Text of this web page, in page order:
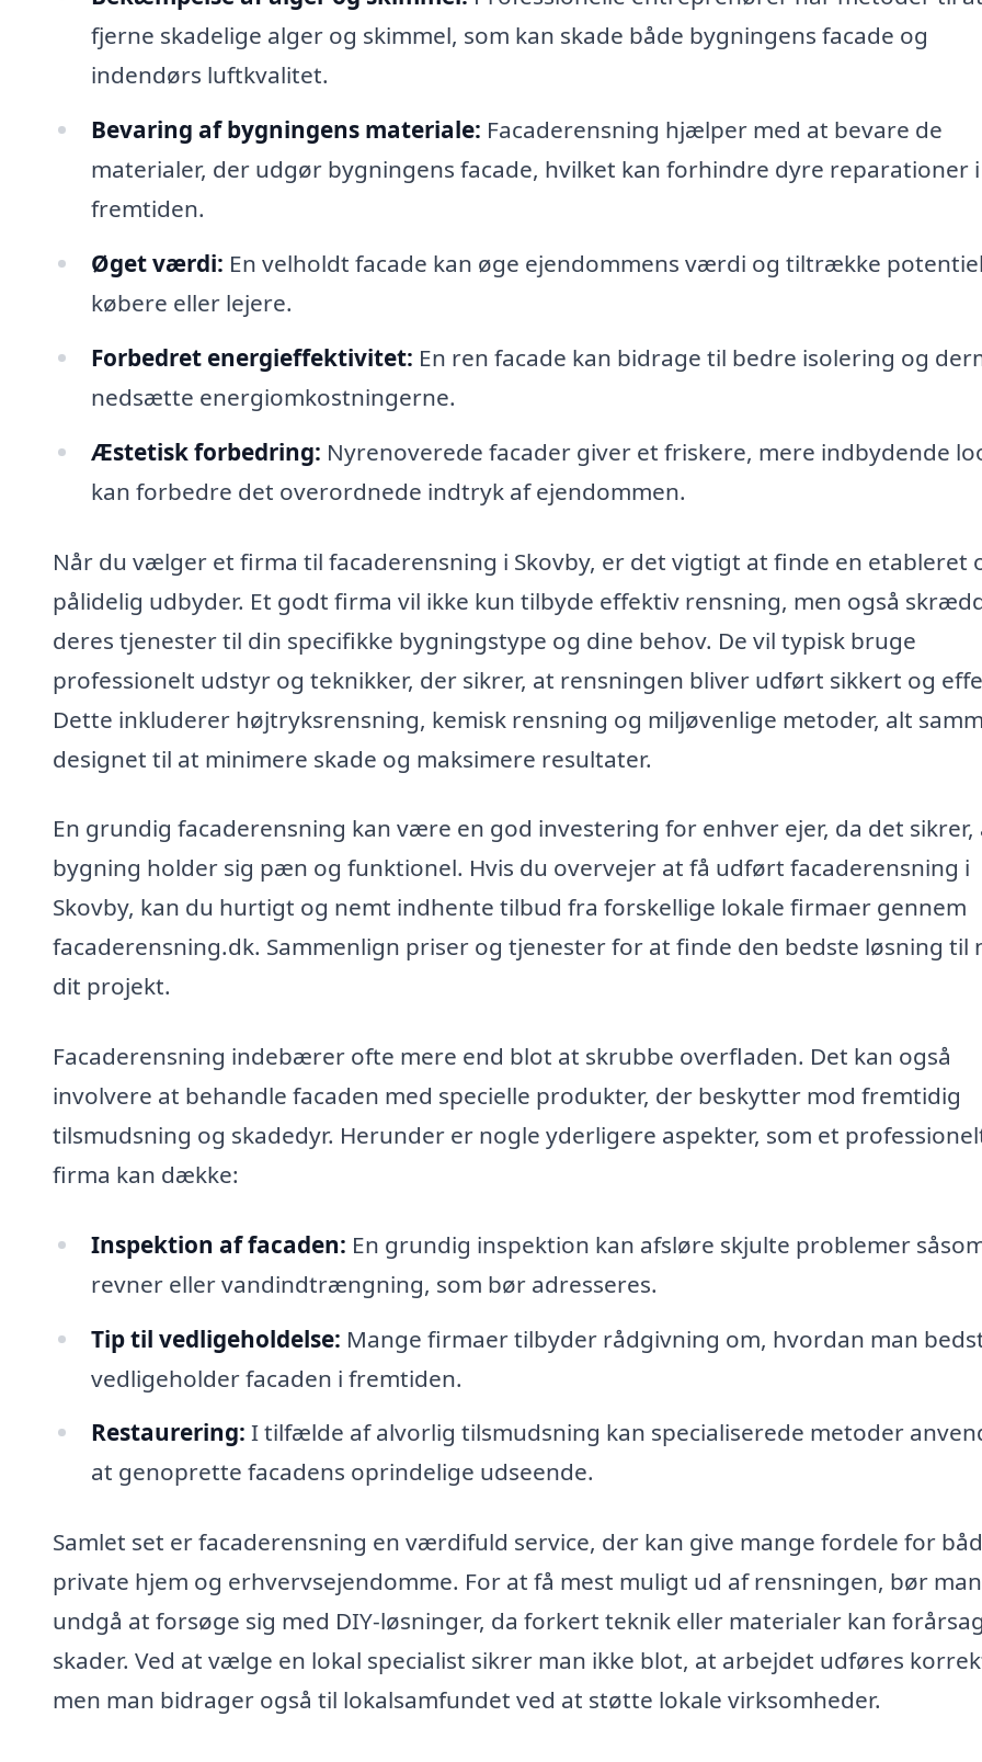
fjerne skadelige alger og skimmel, som kan skade både bygningens facade og
indendørs luftkvalitet.
Bevaring af bygningens materiale: Facaderensning hjælper med at bevare de
materialer, der udgør bygningens facade, hvilket kan forhindre dyre reparationer i
fremtiden.
Øget værdi: En velholdt facade kan øge ejendommens værdi og tiltrække
købere eller lejere.
Forbedret energieffektivitet: En ren facade kan bidrage til bedre isolering og
nedsætte energiomkostningerne.
Æstetisk forbedring: Nyrenoverede facader giver et friskere, mere indbydende
kan forbedre det overordnede indtryk af ejendommen.
Når du vælger et firma til facaderensning i Skovby, er det vigtigt at finde en etableret
pålidelig udbyder. Et godt firma vil ikke kun tilbyde effektiv rensning, men også
deres tjenester til din specifikke bygningstype og dine behov. De vil typisk bruge
professionelt udstyr og teknikker, der sikrer, at rensningen bliver udført sikkert og
Dette inkluderer højtryksrensning, kemisk rensning og miljøvenlige metoder, alt
designet til at minimere skade og maksimere resultater.
En grundig facaderensning kan være en god investering for enhver ejer, da det sikrer,
bygning holder sig pæn og funktionel. Hvis du overvejer at få udført facaderensning i
Skovby, kan du hurtigt og nemt indhente tilbud fra forskellige lokale firmaer gennem
facaderensning.dk. Sammenlign priser og tjenester for at finde den bedste løsning til
dit projekt.
Facaderensning indebærer ofte mere end blot at skrubbe overfladen. Det kan også
involvere at behandle facaden med specielle produkter, der beskytter mod fremtidig
tilsmudsning og skadedyr. Herunder er nogle yderligere aspekter, som et
firma kan dække:
Inspektion af facaden: En grundig inspektion kan afsløre skjulte problemer
revner eller vandindtrængning, som bør adresseres.
Tip til vedligeholdelse: Mange firmaer tilbyder rådgivning om, hvordan man
vedligeholder facaden i fremtiden.
Restaurering: I tilfælde af alvorlig tilsmudsning kan specialiserede metoder
at genoprette facadens oprindelige udseende.
Samlet set er facaderensning en værdifuld service, der kan give mange fordele for
private hjem og erhvervsejendomme. For at få mest muligt ud af rensningen, bør man
undgå at forsøge sig med DIY-løsninger, da forkert teknik eller materialer kan
skader. Ved at vælge en lokal specialist sikrer man ikke blot, at arbejdet udføres
men man bidrager også til lokalsamfundet ved at støtte lokale virksomheder.